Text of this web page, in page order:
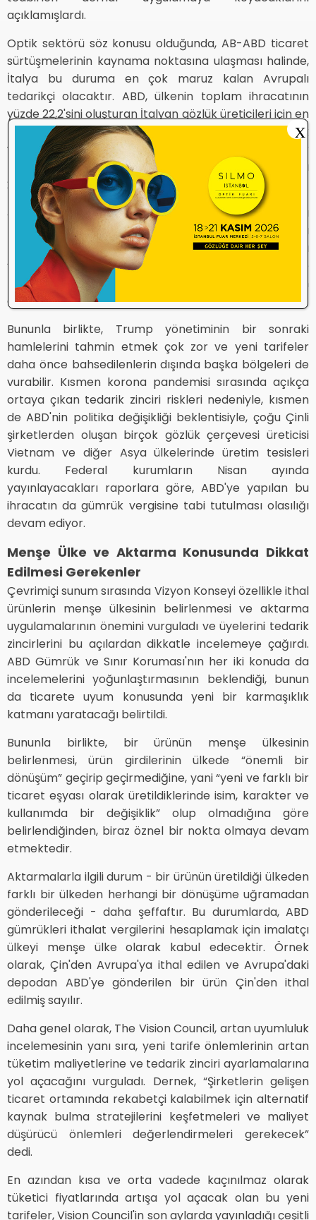
açıklamışlardı.
Optik sektörü söz konusu olduğunda, AB-ABD ticaret
sürtüşmelerinin kaynama noktasına ulaşması halinde,
İtalya bu duruma en çok maruz kalan Avrupalı
tedarikçi olacaktır. ABD, ülkenin toplam ihracatının
yüzde 22,2'sini oluşturan İtalyan gözlük üreticileri için en
büyük ihracat noktasıdır. Dahası, ABD'nin ek gümrük
vergileri İtalyan endüstrisi için özellikle kötü bir
zamanda gelecektir zira ülkenin ABD'ye gözlük ihracatı
2024 yılında yüzde 21,0 oranında düşmüştür.
Japonya, Trump'ın hedefinde AB kadar yer almasa da
Trump son zamanlarda bu ülkenin hükümeti ve para
politikası üzerinde baskı kurmaya başladı. Geçen hafta
“Başkan Xi'yi aradım, Japonya liderlerini aradım ve
para biriminizi düşürmeye ve parçalamaya devam
edemeyeceğinizi söyledim” dedi.
Bununla birlikte, Trump yönetiminin bir sonraki
hamlelerini tahmin etmek çok zor ve yeni tarifeler
daha önce bahsedilenlerin dışında başka bölgeleri de
vurabilir. Kısmen korona pandemisi sırasında açıkça
ortaya çıkan tedarik zinciri riskleri nedeniyle, kısmen
de ABD'nin politika değişikliği beklentisiyle, çoğu Çinli
şirketlerden oluşan birçok gözlük çerçevesi üreticisi
Vietnam ve diğer Asya ülkelerinde üretim tesisleri
kurdu. Federal kurumların Nisan ayında
yayınlayacakları raporlara göre, ABD'ye yapılan bu
ihracatın da gümrük vergisine tabi tutulması olasılığı
devam ediyor.
Menşe Ülke ve Aktarma Konusunda Dikkat
Edilmesi Gerekenler
Çevrimiçi sunum sırasında Vizyon Konseyi özellikle ithal
ürünlerin menşe ülkesinin belirlenmesi ve aktarma
uygulamalarının önemini vurguladı ve üyelerini tedarik
zincirlerini bu açılardan dikkatle incelemeye çağırdı.
ABD Gümrük ve Sınır Koruması'nın her iki konuda da
incelemelerini yoğunlaştırmasının beklendiği, bunun
da ticarete uyum konusunda yeni bir karmaşıklık
katmanı yaratacağı belirtildi.
Bununla birlikte, bir ürünün menşe ülkesinin
belirlenmesi, ürün girdilerinin ülkede “önemli bir
dönüşüm” geçirip geçirmediğine, yani “yeni ve farklı bir
ticaret eşyası olarak üretildiklerinde isim, karakter ve
kullanımda bir değişiklik” olup olmadığına göre
belirlendiğinden, biraz öznel bir nokta olmaya devam
etmektedir.
Aktarmalarla ilgili durum - bir ürünün üretildiği ülkeden
farklı bir ülkeden herhangi bir dönüşüme uğramadan
gönderileceği - daha şeffaftır. Bu durumlarda, ABD
gümrükleri ithalat vergilerini hesaplamak için imalatçı
ülkeyi menşe ülke olarak kabul edecektir. Örnek
olarak, Çin'den Avrupa'ya ithal edilen ve Avrupa'daki
depodan ABD'ye gönderilen bir ürün Çin'den ithal
edilmiş sayılır.
Daha genel olarak, The Vision Council, artan uyumluluk
incelemesinin yanı sıra, yeni tarife önlemlerinin artan
tüketim maliyetlerine ve tedarik zinciri ayarlamalarına
yol açacağını vurguladı. Dernek, “Şirketlerin gelişen
ticaret ortamında rekabetçi kalabilmek için alternatif
kaynak bulma stratejilerini keşfetmeleri ve maliyet
düşürücü önlemleri değerlendirmeleri gerekecek”
dedi.
En azından kısa ve orta vadede kaçınılmaz olarak
tüketici fiyatlarında artışa yol açacak olan bu yeni
tarifeler, Vision Council'in son aylarda yayınladığı çeşitli
X